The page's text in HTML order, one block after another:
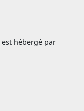
est hébergé par